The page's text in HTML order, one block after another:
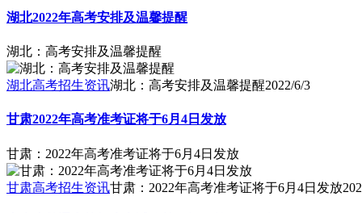
湖北2022年高考安排及温馨提醒
湖北：高考安排及温馨提醒
湖北高考招生资讯湖北：高考安排及温馨提醒2022/6/3
甘肃2022年高考准考证将于6月4日发放
甘肃：2022年高考准考证将于6月4日发放
甘肃高考招生资讯甘肃：2022年高考准考证将于6月4日发放